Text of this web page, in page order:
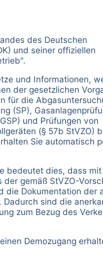
des Deutschen
und seiner offiziellen
und Informationen,
der gesetzlichen
für die
(SP),
und Prüfungen von
(§ 57b StVZO)
Sie automatisch
bedeutet dies, dass
gemäß StVZO-
die Dokumentation der
sind die
zum Bezug des
Demozugang